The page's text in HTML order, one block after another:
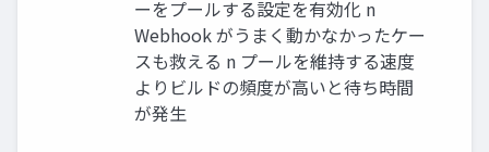
ーをプールする設定を有効化 n
Webhook がうまく動かなかったケー
スも救える n プールを維持する速度
よりビルドの頻度が⾼いと待ち時間
が発⽣